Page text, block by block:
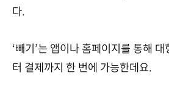
다.
‘빼기’는 앱이나 홈페이지를 통해
터 결제까지 한 번에 가능한데요.